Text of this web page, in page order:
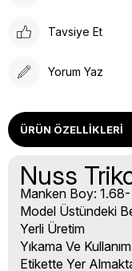
Tavsiye Et
Yorum Yaz
ÜRÜN ÖZELLIKLERI
Nuss
Manken Boy:
Model Üstündeki
Yerli Üretim
Yıkama Ve
Etikette Yer